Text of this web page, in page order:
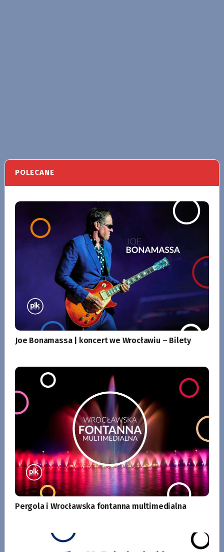
POLECANE
Joe Bonamassa | koncert we Wrocławiu – Bilety
Pergola i Wrocławska fontanna multimedialna